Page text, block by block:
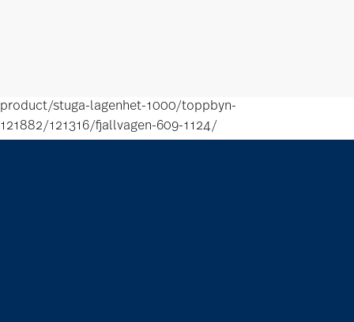
product/stuga-lagenhet-1000/toppbyn-
121882/121316/fjallvagen-609-1124/